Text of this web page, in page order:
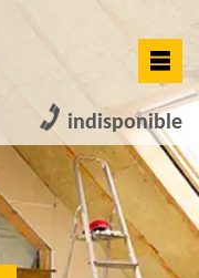
indisponible